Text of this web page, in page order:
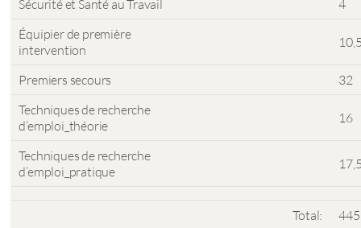
Sécurité et Santé au Travail
4
Équipier de première
intervention
Premiers secours
32
Techniques de recherche
d’emploi_théorie
16
Techniques de recherche
d’emploi_pratique
Total: 445